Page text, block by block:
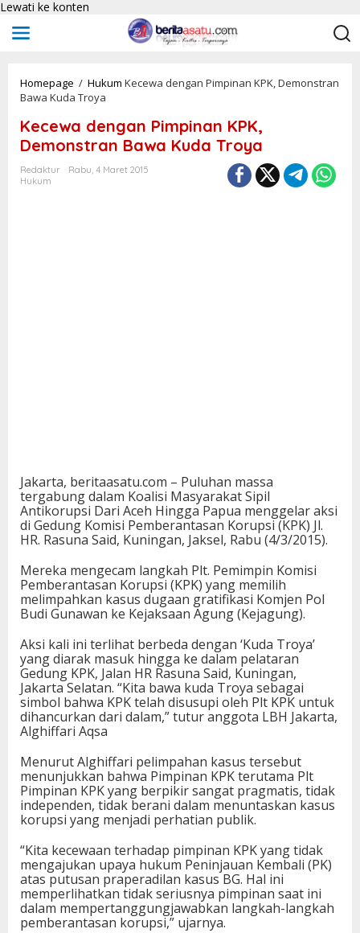
Lewati ke konten
Homepage / Hukum Kecewa dengan Pimpinan KPK, Demonstran
Bawa Kuda Troya
Kecewa dengan Pimpinan KPK,
Demonstran Bawa Kuda Troya
Redaktur
Rabu, 4 Maret 2015
Hukum
Jakarta, beritaasatu.com – Puluhan massa
tergabung dalam Koalisi Masyarakat Sipil
Antikorupsi Dari Aceh Hingga Papua menggelar aksi
di Gedung Komisi Pemberantasan Korupsi (KPK) Jl.
HR. Rasuna Said, Kuningan, Jaksel, Rabu (4/3/2015).
Mereka mengecam langkah Plt. Pemimpin Komisi
Pemberantasan Korupsi (KPK) yang memilih
melimpahkan kasus dugaan gratifikasi Komjen Pol
Budi Gunawan ke Kejaksaan Agung (Kejagung).
Aksi kali ini terlihat berbeda dengan ‘Kuda Troya’
yang diarak masuk hingga ke dalam pelataran
Gedung KPK, Jalan HR Rasuna Said, Kuningan,
Jakarta Selatan. “Kita bawa kuda Troya sebagai
simbol bahwa KPK telah disusupi oleh Plt KPK untuk
dihancurkan dari dalam,” tutur anggota LBH Jakarta,
Alghiffari Aqsa
Menurut Alghiffari pelimpahan kasus tersebut
menunjukkan bahwa Pimpinan KPK terutama Plt
Pimpinan KPK yang berpikir sangat pragmatis, tidak
independen, tidak berani dalam menuntaskan kasus
korupsi yang menjadi perhatian publik.
“Kita kecewaan terhadap pimpinan KPK yang tidak
mengajukan upaya hukum Peninjauan Kembali (PK)
atas putusan praperadilan kasus BG. Hal ini
memperlihatkan tidak seriusnya pimpinan saat ini
dalam mempertanggungjawabkan langkah-langkah
pemberantasan korupsi,” ujarnya.